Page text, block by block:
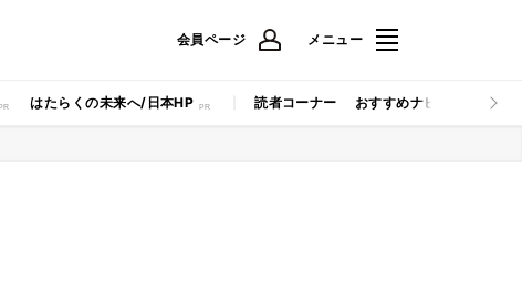
会員ページ メニュー
はたらくの未来へ/日本HP 読者コーナー おすすめナビ マイナビ